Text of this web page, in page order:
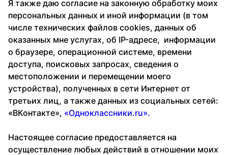
Я также даю согласие на законную обработку моих
персональных данных и иной информации (в том
числе технических файлов cookies, данных об
оказанных мне услугах, об IP-адресе, информации
о браузере, операционной системе, времени
доступа, поисковых запросах, сведения о
местоположении и перемещении моего
устройства), полученных в сети Интернет от
третьих лиц, а также данных из социальных сетей:
«ВКонтакте», «Одноклассники.ru».
Настоящее согласие предоставляется на
осуществление любых действий в отношении моих